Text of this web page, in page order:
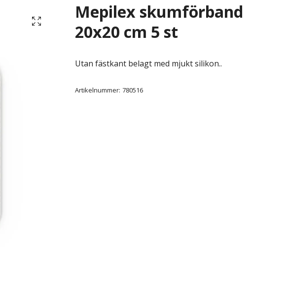
Mepilex skumförband
20x20 cm 5 st
Utan fästkant belagt med mjukt silikon..
Artikelnummer: 780516